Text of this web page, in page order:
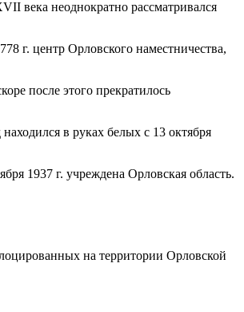
века неоднократно рассматривался
г. центр Орловского наместничества,
после этого прекратилось
в руках белых с 13 октября
1937 г. учреждена Орловская область.
на территории Орловской